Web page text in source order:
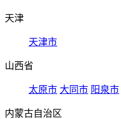
天津
天津市
山西省
太原市 大同市 阳泉市
内蒙古自治区